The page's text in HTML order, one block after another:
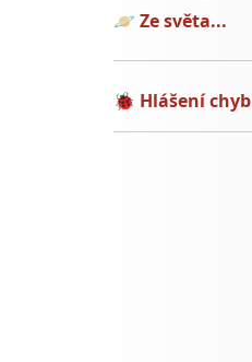
🪐 Ze světa...
🐞 Hlášení chyb